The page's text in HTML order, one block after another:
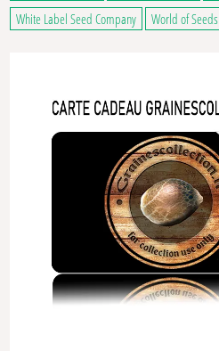
White Label Seed Company
World of Seeds